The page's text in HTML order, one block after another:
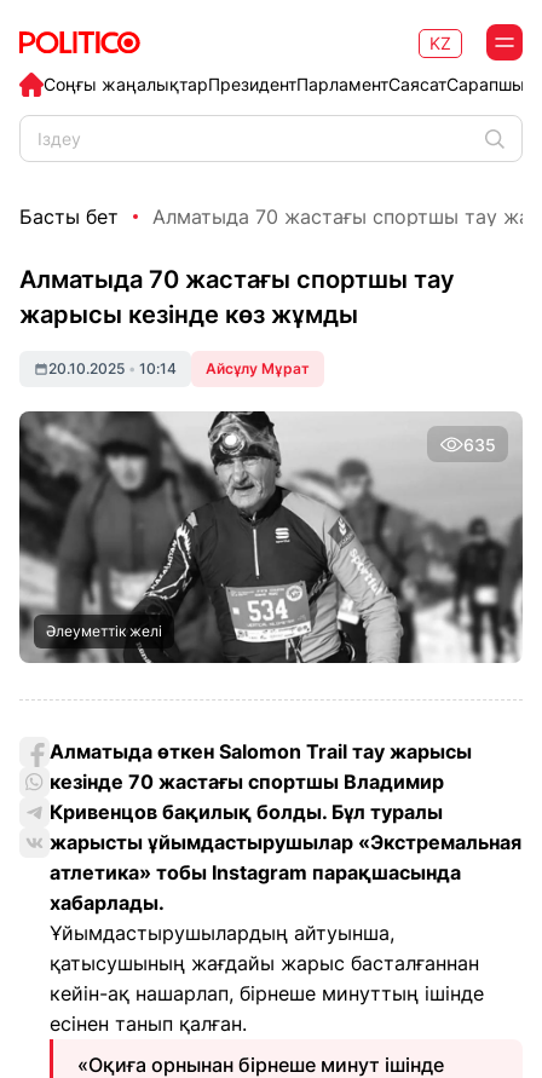
Соңғы жаңалықтарПрезидентПарламентСаясат
KZ
Басты бет Алматыда 70 жастағы спортшы тау
Алматыда 70 жастағы спортшы тау
жарысы кезінде көз жұмды
20.10.2025 • 10:14 Айсұлу Мұрат
635
Әлеуметтік желі
Алматыда өткен Salomon Trail тау жарысы
кезінде 70 жастағы спортшы Владимир
Кривенцов бақилық болды. Бұл туралы
жарысты ұйымдастырушылар «Экстремальная
атлетика» тобы Instagram парақшасында
хабарлады.
Ұйымдастырушылардың айтуынша,
қатысушының жағдайы жарыс басталғаннан
кейін-ақ нашарлап, бірнеше минуттың ішінде
есінен танып қалған.
«Оқиға орнынан бірнеше минут ішінде